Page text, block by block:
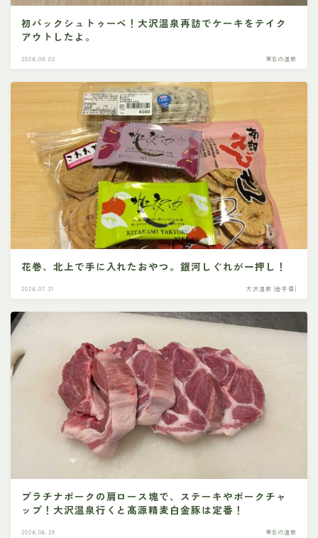
初バックシュトゥーベ！大沢温泉再訪でケーキをテイク
アウトしたよ。
2026.08.02 東北の温泉
花巻、北上で手に入れたおやつ。銀河しぐれが一押し！
2026.07.31 大沢温泉 [岩手県]
プラチナポークの肩ロース塊で、ステーキやポークチャ
ップ！大沢温泉行くと髙源精麦白金豚は定番！
2026.06.28 東北の温泉